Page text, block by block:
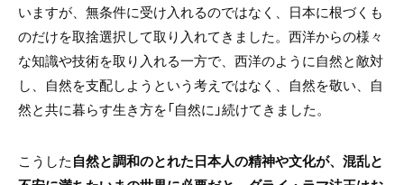
いますが、無条件に受け入れるのではなく、日本に根づくも
のだけを取捨選択して取り入れてきました。西洋からの様々
な知識や技術を取り入れる一方で、西洋のように自然と敵対
し、自然を支配しようという考えではなく、自然を敬い、自
然と共に暮らす生き方を「自然に」続けてきました。
こうした自然と調和のとれた日本人の精神や文化が、混乱と